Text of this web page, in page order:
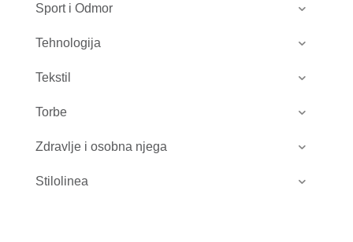
Sport i Odmor
Tehnologija
Tekstil
Torbe
Zdravlje i osobna njega
Stilolinea